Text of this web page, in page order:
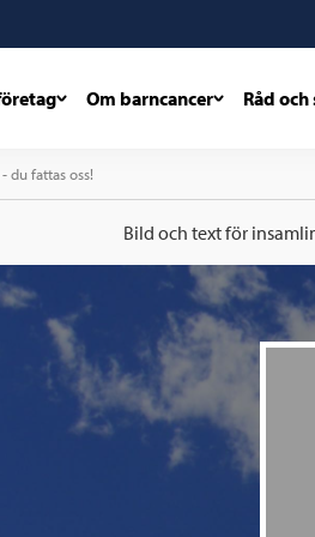
Om barncancer Råd
du fattas oss!
Bild och text för